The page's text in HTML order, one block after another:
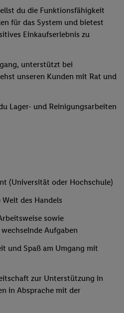
du die Funktionsfähigkeit
für das System und bietest
Einkaufserlebnis zu
unterstützt bei
unseren Kunden mit Rat und
Lager- und Reinigungsarbeiten
(Universität oder Hochschule)
des Handels
sowie
Aufgaben
und Spaß am Umgang mit
zur Unterstützung in
in Absprache mit der